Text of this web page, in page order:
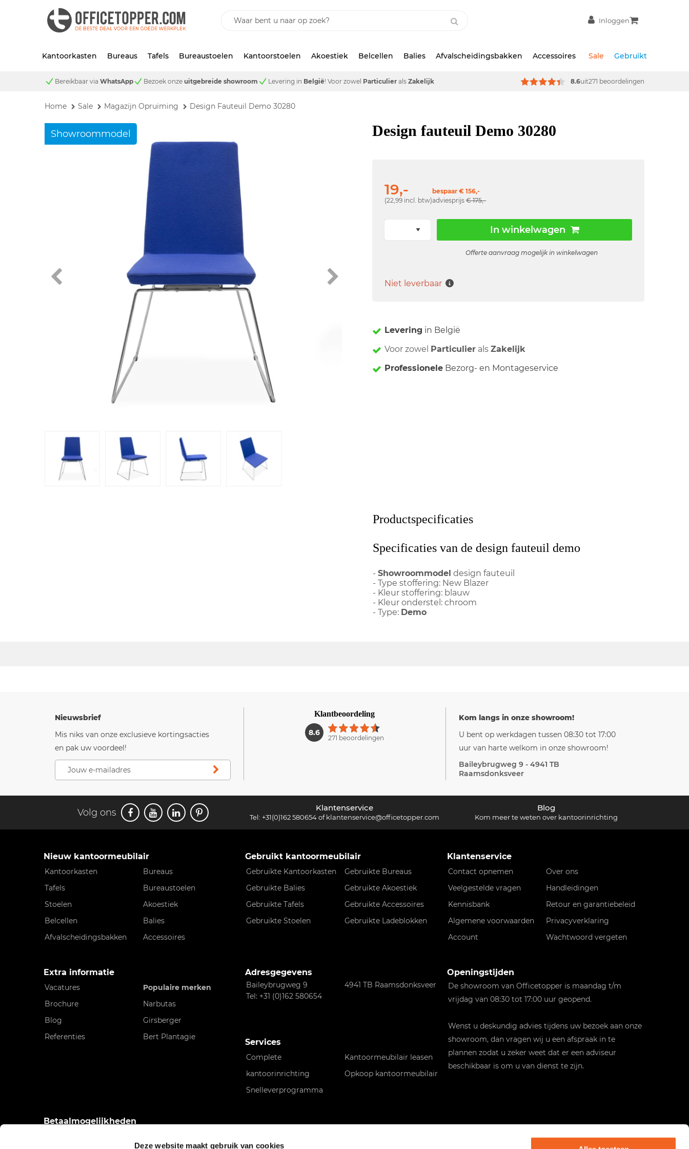
Deze website maakt gebruik van cookies
Inloggen
Kantoorkasten Bureaus Tafels Bureaustoelen Kantoorstoelen Akoestiek Belcellen Balies Afvalscheidingsbakken Accessoires Sale Gebruikt
Bereikbaar via WhatsApp Bezoek onze uitgebreide showroom Levering in België! Voor zowel Particulier als Zakelijk 8.6uit271 beoordelingen
Home Sale Magazijn Opruiming Design Fauteuil Demo 30280
Showroommodel Design fauteuil Demo 30280
19,-
(22,99 incl. btw)
bespaar € 156,-
adviesprijs€ 175,-
In winkelwagen
Offerte aanvraag mogelijk in winkelwagen
Niet leverbaar
Levering in België
Voor zowel Particulier alsZakelijk
Professionele Bezorg- en Montageservice
Productspecificaties
Specificaties van de design fauteuil demo
- Showroommodel design fauteuil
- Type stoffering: New Blazer
- Kleur stoffering: blauw
- Kleur onderstel: chroom
- Type: Demo
Nieuwsbrief
Mis niks van onze exclusieve kortingsacties
en pak uw voordeel!
Klantbeoordeling
8.6 1
271 beoordelingen
Kom langs in onze showroom!
U bent op werkdagen tussen 08:30 tot 17:00
uur van harte welkom in onze showroom!
Baileybrugweg 9 - 4941 TB
Raamsdonksveer
Volg ons Klantenservice
Tel: +31(0)162 580654ofklantenservice@officetopper.com
Blog
Kom meer te weten over kantoorinrichting
Nieuw kantoormeubilair
Kantoorkasten
Bureaus
Tafels
Bureaustoelen
Stoelen
Akoestiek
Belcellen
Balies
Afvalscheidingsbakken
Accessoires
Extra informatie
Vacatures
Populaire merken
Brochure
Narbutas
Blog
Girsberger
Referenties
Bert Plantagie
Betaalmogelijkheden
Gebruikt kantoormeubilair
Gebruikte Kantoorkasten
Gebruikte Bureaus
Gebruikte Balies
Gebruikte Akoestiek
Gebruikte Tafels
Gebruikte Accessoires
Gebruikte Stoelen
Gebruikte Ladeblokken
Adresgegevens
Baileybrugweg 9
4941 TB Raamsdonksveer
Tel: +31 (0)162 580654
Services
Complete
kantoorinrichting
Kantoormeubilair leasen
Opkoop kantoormeubilair
Snelleverprogramma
Klantenservice
Contact opnemen
Over ons
Veelgestelde vragen
Handleidingen
Kennisbank
Retour en garantiebeleid
Algemene voorwaarden
Privacyverklaring
Account
Wachtwoord vergeten
Openingstijden
De showroom van Officetopper is maandag t/m
vrijdag van 08:30 tot 17:00 uur geopend.
Wenst u deskundig advies tijdens uw bezoek aan onze
showroom, dan vragen wij u een afspraak in te
plannen zodat u zeker weet dat er een adviseur
beschikbaar is om u van dienst te zijn.